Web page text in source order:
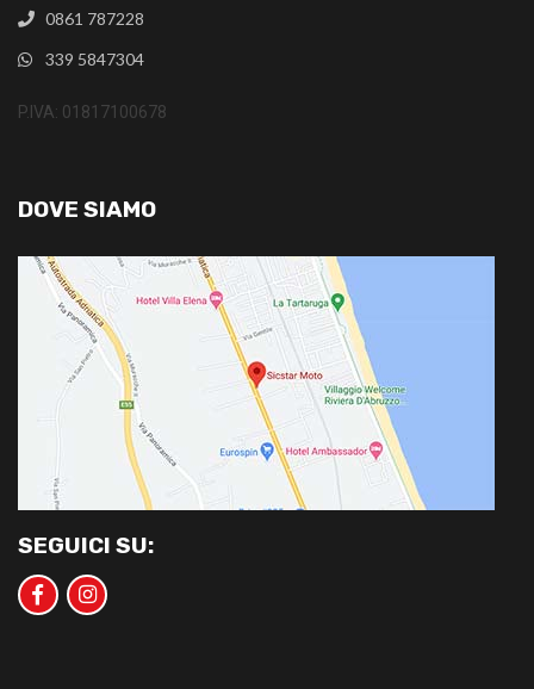
0861 787228
339 5847304
P.IVA: 01817100678
DOVE SIAMO
SEGUICI SU: